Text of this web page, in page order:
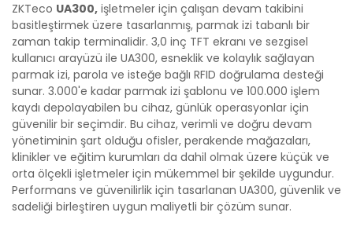
ZKTeco UA300, işletmeler için çalışan devam takibini
basitleştirmek üzere tasarlanmış, parmak izi tabanlı bir
zaman takip terminalidir. 3,0 inç TFT ekranı ve sezgisel
kullanıcı arayüzü ile UA300, esneklik ve kolaylık sağlayan
parmak izi, parola ve isteğe bağlı RFID doğrulama desteği
sunar. 3.000'e kadar parmak izi şablonu ve 100.000 işlem
kaydı depolayabilen bu cihaz, günlük operasyonlar için
güvenilir bir seçimdir. Bu cihaz, verimli ve doğru devam
yönetiminin şart olduğu ofisler, perakende mağazaları,
klinikler ve eğitim kurumları da dahil olmak üzere küçük ve
orta ölçekli işletmeler için mükemmel bir şekilde uygundur.
Performans ve güvenilirlik için tasarlanan UA300, güvenlik ve
sadeliği birleştiren uygun maliyetli bir çözüm sunar.